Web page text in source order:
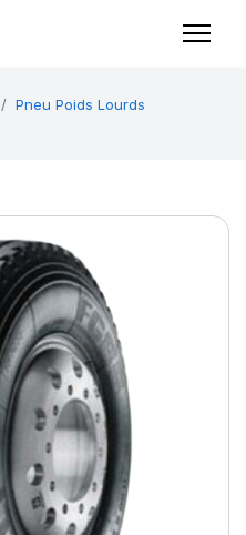
Pneu Poids Lourds